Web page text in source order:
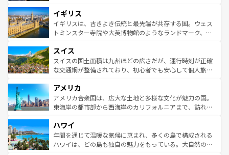
いる。シャンパンの発祥地であるランス、プロヴァンスの
香り高いラベンダー畑など、多彩な楽しみ方が可能だ。さ
らに、パリ以外の地域にも魅力が溢れており、どの街角に
れる地方に足を運ぶとそれぞれで全く異なる文化を体験で
きるだろう。 なお、新着のフランス情報はコンテンツ一覧
を参照してほしい。
顔を持つこの国は、どこを歩いても飽きることがない。ベ
ルリンの文化的活気、バイエルン州のアルプスの絶景、そ
してライン川沿いのワイン畑といった風景は必見。ビール
は、お酒好きな人にはぜひ体験してほしい。 なお、新着の
ドイツ情報はコンテンツ一覧を参照してほしい。
イギリス
イギリスは、古きよき伝統と最先端が共存する国。ウェス
トミンスター寺院や大英博物館のようなランドマーク、歴
リアごとに異なる魅力がある。また、優雅なアフタヌーン
ティー、ビール好きにはたまらない英国パブ、サッカー観
戦など、本場だからこそできる体験も豊富。イギリスを旅
ンツ一覧を参照してほしい。
スイス
スイスの国土面積は九州ほどの広さだが、運行時刻が正確
な交通網が整備されており、初心者でも安心して個人旅行
の建物がそのまま残る町や、スイスならではのユニークな
博物館もあり、アルプス観光だけでなく町歩きも満喫する
ことができる。国民の所得が高いため物価も高いが、旅行
ば市内交通費無料で観光を楽しむこともできる。 なお、新
着のスイス情報はコンテンツ一覧 を参照してほしい。
アメリカ
アメリカ合衆国は、広大な土地と多様な文化が魅力の国。
東海岸の都市部から西海岸のカリフォルニアまで、訪れる
のような巨大都市は、観光、ショッピング、エンターテイ
ンメントが詰まった刺激的なスポットだ。一方、アメリカ
西部には大自然が広がり、グランドキャニオンやイエロー
ハワイ
年間を通じて温暖な気候に恵まれ、多くの島で構成される
ハワイは、どの島も独自の魅力をもっている。大自然の神